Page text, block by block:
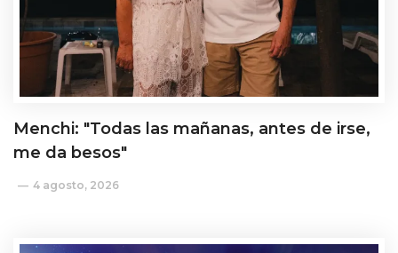
Menchi: "Todas las mañanas, antes de irse,
me da besos"
4 agosto, 2026